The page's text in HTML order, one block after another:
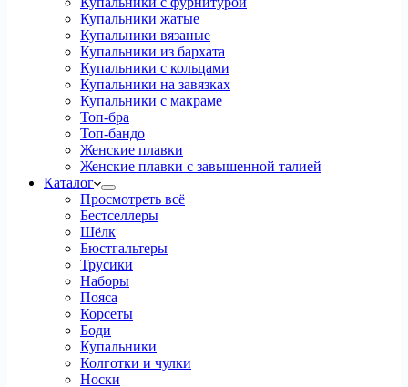
Купальники жатые
Купальники вязаные
Купальники из бархата
Купальники с кольцами
Купальники на завязках
Купальники с макраме
Топ-бра
Топ-бандо
Женские плавки
Женские плавки с завышенной талией
Каталог
Просмотреть всё
Бестселлеры
Шёлк
Бюстгальтеры
Трусики
Наборы
Пояса
Корсеты
Боди
Купальники
Колготки и чулки
Носки